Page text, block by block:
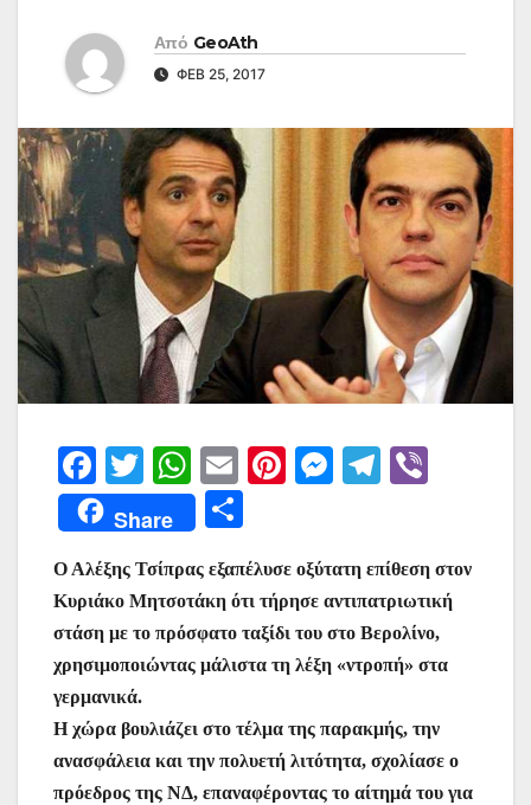
Από GeoAth
ΦΕΒ 25, 2017
F
a
c
e
b
o
o
k
T
w
itt
er
W
h
at
s
A
p
E
m
ai
l
Pi
e
st
M
s
e
n
er
T
gr
a
m
Share
ρ
α
σ
ίτ
ε
Ο Αλέξης Τσίπρας εξαπέλυσε οξύτατη επίθεση στον
Κυριάκο Μητσοτάκη ότι τήρησε αντιπατριωτική
στάση με το πρόσφατο ταξίδι του στο Βερολίνο,
χρησιμοποιώντας μάλιστα τη λέξη «ντροπή» στα
γερμανικά.
Η χώρα βουλιάζει στο τέλμα της παρακμής, την
ανασφάλεια και την πολυετή λιτότητα, σχολίασε ο
πρόεδρος της ΝΔ, επαναφέροντας το αίτημά του για